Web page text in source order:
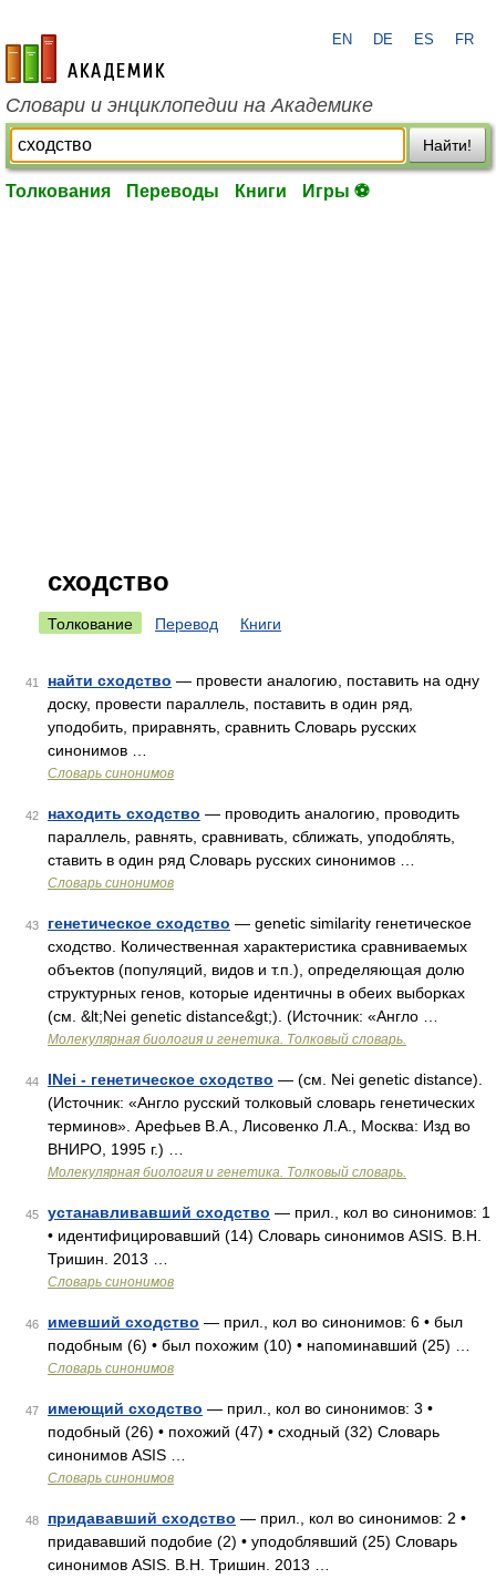
academic.ru
EN DE ES FR
Словари и энциклопедии на Академике
Найти!
Толкования Переводы Книги Игры ⚽
сходство
Толкование Перевод Книги
41 найти сходство — провести аналогию, поставить на одну
доску, провести параллель, поставить в один ряд,
уподобить, приравнять, сравнить Словарь русских
синонимов …
Словарь синонимов
42 находить сходство — проводить аналогию, проводить
параллель, равнять, сравнивать, сближать, уподоблять,
ставить в один ряд Словарь русских синонимов …
Словарь синонимов
43 генетическое сходство — genetic similarity генетическое
сходство. Количественная характеристика сравниваемых
объектов (популяций, видов и т.п.), определяющая долю
структурных генов, которые идентичны в обеих выборках
(см. &lt;Nei genetic distance&gt;). (Источник: «Англо …
Молекулярная биология и генетика. Толковый словарь.
44 INei - генетическое сходство — (см. Nei genetic distance).
(Источник: «Англо русский толковый словарь генетических
терминов». Арефьев В.А., Лисовенко Л.А., Москва: Изд во
ВНИРО, 1995 г.) …
Молекулярная биология и генетика. Толковый словарь.
45 устанавливавший сходство — прил., кол во синонимов: 1
• идентифицировавший (14) Словарь синонимов ASIS. В.Н.
Тришин. 2013 …
Словарь синонимов
46 имевший сходство — прил., кол во синонимов: 6 • был
подобным (6) • был похожим (10) • напоминавший (25) …
Словарь синонимов
47 имеющий сходство — прил., кол во синонимов: 3 •
подобный (26) • похожий (47) • сходный (32) Словарь
синонимов ASIS …
Словарь синонимов
48 придававший сходство — прил., кол во синонимов: 2 •
придававший подобие (2) • уподоблявший (25) Словарь
синонимов ASIS. В.Н. Тришин. 2013 …